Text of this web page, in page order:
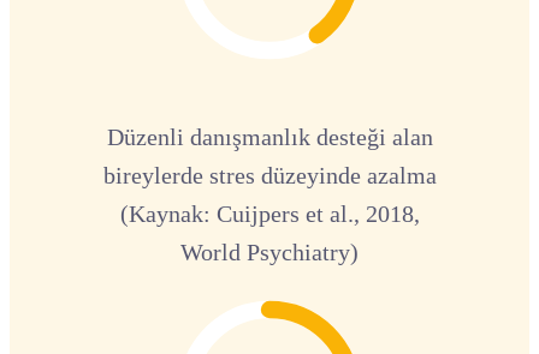
Düzenli danışmanlık desteği alan
bireylerde stres düzeyinde azalma
(Kaynak: Cuijpers et al., 2018,
World Psychiatry)